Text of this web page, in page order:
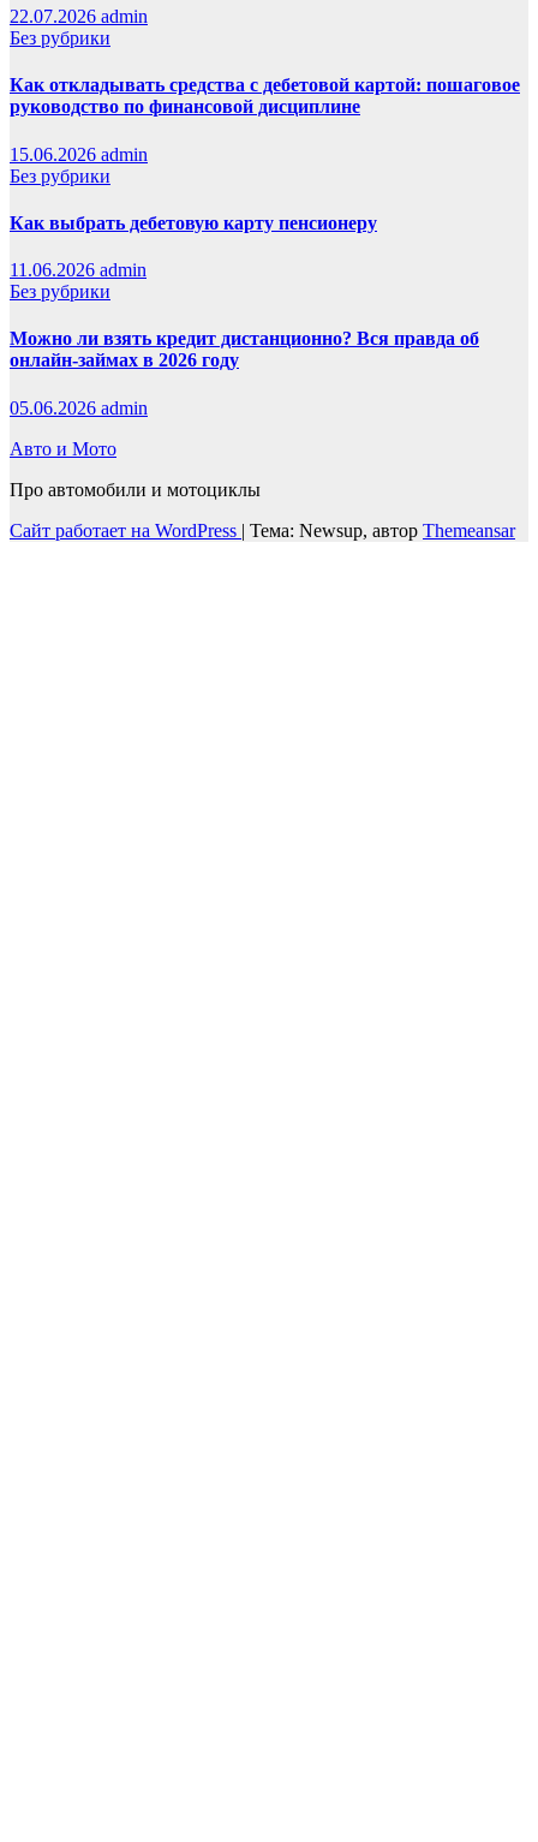
22.07.2026 admin
Без рубрики
Как откладывать средства с дебетовой картой: пошаговое
руководство по финансовой дисциплине
15.06.2026 admin
Без рубрики
Как выбрать дебетовую карту пенсионеру
11.06.2026 admin
Без рубрики
Можно ли взять кредит дистанционно? Вся правда об
онлайн-займах в 2026 году
05.06.2026 admin
Авто и Мото
Про автомобили и мотоциклы
Сайт работает на WordPress | Тема: Newsup, автор Themeansar